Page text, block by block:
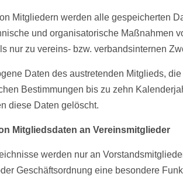
Mitgliedern werden alle gespeicherten
und organisatorische Maßnahmen
nur zu vereins- bzw. verbandsinternen
Daten des austretenden Mitglieds,
Bestimmungen bis zu zehn
diese Daten gelöscht.
Mitgliedsdaten an Vereinsmitglieder
werden nur an
Geschäftsordnung eine besondere